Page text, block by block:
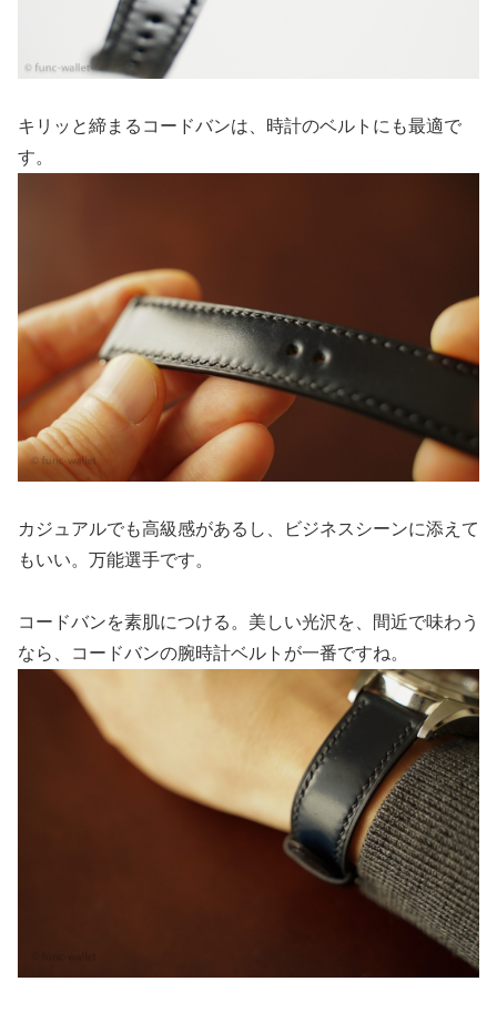
キリッと締まるコードバンは、時計のベルトにも最適で
す。
カジュアルでも高級感があるし、ビジネスシーンに添えて
もいい。万能選手です。
コードバンを素肌につける。美しい光沢を、間近で味わう
なら、コードバンの腕時計ベルトが一番ですね。